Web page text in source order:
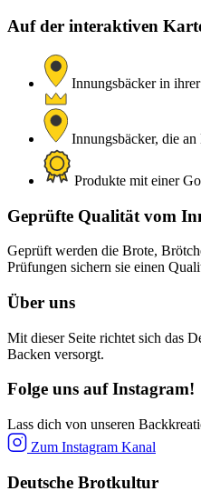
Auf der interaktiven
Innungsbäcker in
Innungsbäcker, die
Produkte mit einer
Geprüfte Qualität vom
Geprüft werden die Brote,
Prüfungen sichern sie einen
Über uns
Mit dieser Seite richtet sich das
Backen versorgt.
Folge uns auf Instagram!
Lass dich von unseren
Zum Instagram Kanal
Deutsche Brotkultur